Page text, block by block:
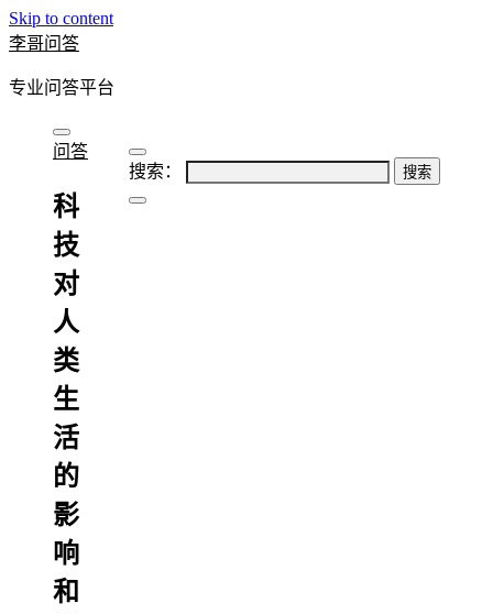
Skip to content
李哥问答
专业问答平台
搜索：
问答
科
技
对
人
类
生
活
的
影
响
和